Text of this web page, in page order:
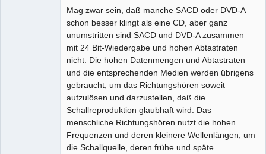
Mag zwar sein, daß manche SACD oder DVD-A
schon besser klingt als eine CD, aber ganz
unumstritten sind SACD und DVD-A zusammen
mit 24 Bit-Wiedergabe und hohen Abtastraten
nicht. Die hohen Datenmengen und Abtastraten
und die entsprechenden Medien werden übrigens
gebraucht, um das Richtungshören soweit
aufzulösen und darzustellen, daß die
Schallreproduktion glaubhaft wird. Das
menschliche Richtungshören nutzt die hohen
Frequenzen und deren kleinere Wellenlängen, um
die Schallquelle, deren frühe und späte